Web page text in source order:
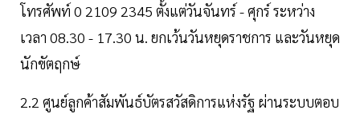
โทรศัพท์ 0 2109 2345 ตั้งแต่วันจันทร์ - ศุกร์ ระหว่าง
เวลา 08.30 - 17.30 น. ยกเว้นวันหยุดราชการ และวันหยุด
นักขัตฤกษ์
2.2 ศูนย์ลูกค้าสัมพันธ์บัตรสวัสดิการแห่งรัฐ ผ่านระบบตอบ